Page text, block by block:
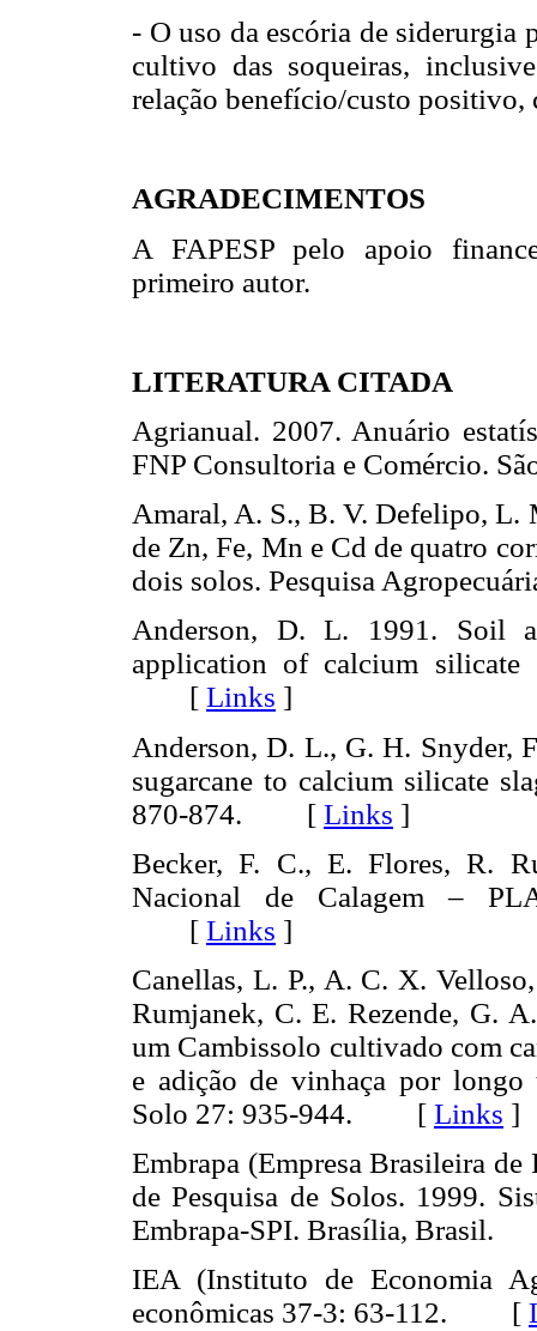
- O uso da escória de
cultivo das soqueiras,
relação benefício/custo positivo,
AGRADECIMENTOS
A FAPESP pelo apoio
primeiro autor.
LITERATURA CITADA
Agrianual. 2007. Anuário
FNP Consultoria e
Amaral, A. S., B. V. Defelipo, L.
de Zn, Fe, Mn e Cd de quatro
dois solos. Pesquisa
Anderson, D. L. 1991. Soil
application of calcium silicate
[ Links ]
Anderson, D. L., G. H. Snyder,
sugarcane to calcium silicate
870-874. [ Links ]
Becker, F. C., E. Flores, R.
Nacional de Calagem –
[ Links ]
Canellas, L. P., A. C. X.
Rumjanek, C. E. Rezende, G.
um Cambissolo cultivado com
e adição de vinhaça por
Solo 27: 935-944. [ Links ]
Embrapa (Empresa Brasileira
de Pesquisa de Solos. 1999.
Embrapa-SPI. Brasília,
IEA (Instituto de Economia
econômicas 37-3: 63-112. [